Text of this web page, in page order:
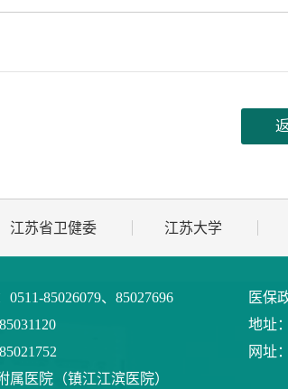
江苏省卫健委 江苏大学
0511-85026079、85027696
属医院（镇江江滨医院）
医保
地址：
网址：